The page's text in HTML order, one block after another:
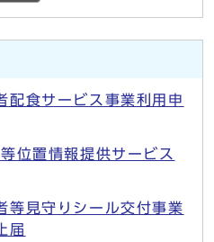
配食サービス事業利用申
位置情報提供サービス
等見守りシール交付事業
届